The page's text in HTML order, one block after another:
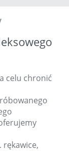
celu chronić
rękawice,